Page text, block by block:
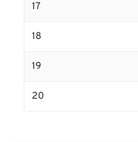
17
18
19
20